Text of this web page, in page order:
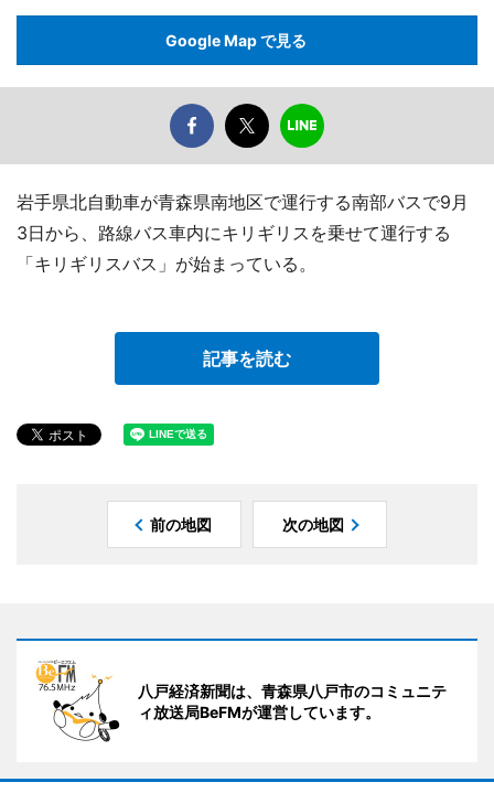
Google Map で見る
岩手県北自動車が青森県南地区で運行する南部バスで9月
3日から、路線バス車内にキリギリスを乗せて運行する
「キリギリスバス」が始まっている。
記事を読む
前の地図 次の地図
八戸経済新聞は、青森県八戸市のコミュニテ
ィ放送局BeFMが運営しています。